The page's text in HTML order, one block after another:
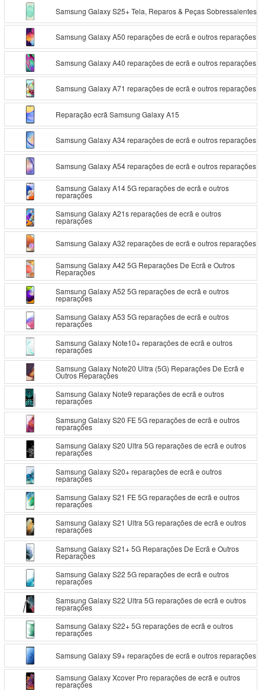
Samsung Galaxy S25+ Tela, Reparos & Peças Sobressalentes
Samsung Galaxy A50 reparações de ecrã e outros reparações
Samsung Galaxy A40 reparações de ecrã e outros reparações
Samsung Galaxy A71 reparações de ecrã e outros reparações
Reparação ecrã Samsung Galaxy A15
Samsung Galaxy A34 reparações de ecrã e outros reparações
Samsung Galaxy A54 reparações de ecrã e outros reparações
Samsung Galaxy A14 5G reparações de ecrã e outros
reparações
Samsung Galaxy A21s reparações de ecrã e outros
reparações
Samsung Galaxy A32 reparações de ecrã e outros reparações
Samsung Galaxy A42 5G Reparações De Ecrã e Outros
Reparações
Samsung Galaxy A52 5G reparações de ecrã e outros
reparações
Samsung Galaxy A53 5G reparações de ecrã e outros
reparações
Samsung Galaxy Note10+ reparações de ecrã e outros
reparações
Samsung Galaxy Note20 Ultra (5G) Reparações De Ecrã e
Outros Reparações
Samsung Galaxy Note9 reparações de ecrã e outros
reparações
Samsung Galaxy S20 FE 5G reparações de ecrã e outros
reparações
Samsung Galaxy S20 Ultra 5G reparações de ecrã e outros
reparações
Samsung Galaxy S20+ reparações de ecrã e outros
reparações
Samsung Galaxy S21 FE 5G reparações de ecrã e outros
reparações
Samsung Galaxy S21 Ultra 5G reparações de ecrã e outros
reparações
Samsung Galaxy S21+ 5G Reparações De Ecrã e Outros
Reparações
Samsung Galaxy S22 5G reparações de ecrã e outros
reparações
Samsung Galaxy S22 Ultra 5G reparações de ecrã e outros
reparações
Samsung Galaxy S22+ 5G reparações de ecrã e outros
reparações
Samsung Galaxy S9+ reparações de ecrã e outros reparações
Samsung Galaxy Xcover Pro reparações de ecrã e outros
reparações